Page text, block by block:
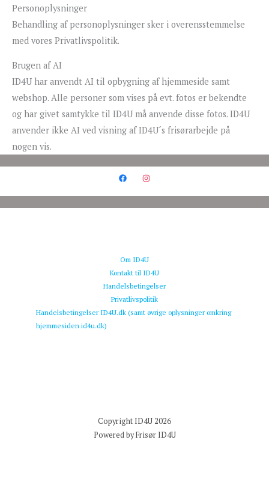
Personoplysninger
Behandling af personoplysninger sker i overensstemmelse
med vores Privatlivspolitik.
Brugen af AI
ID4U har anvendt AI til opbygning af hjemmeside samt
webshop. Alle personer som vises på evt. fotos er bekendte
og har givet samtykke til ID4U må anvende disse fotos. ID4U
anvender ikke AI ved visning af ID4U´s frisørarbejde på
nogen vis.
Om ID4U
Kontakt til ID4U
Handelsbetingelser
Privatlivspolitik
Handelsbetingelser ID4U.dk (samt øvrige oplysninger omkring
hjemmesiden id4u.dk)
Copyright ID4U 2026
Powered by Frisør ID4U